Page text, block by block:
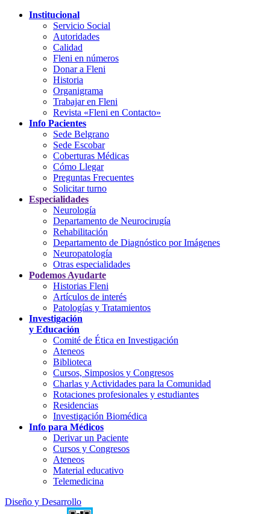
Institucional
Servicio Social
Autoridades
Calidad
Fleni en números
Donar a Fleni
Historia
Organigrama
Trabajar en Fleni
Revista «Fleni en Contacto»
Info Pacientes
Sede Belgrano
Sede Escobar
Coberturas Médicas
Cómo Llegar
Preguntas Frecuentes
Solicitar turno
Especialidades
Neurología
Departamento de Neurocirugía
Rehabilitación
Departamento de Diagnóstico por Imágenes
Neuropatología
Otras especialidades
Podemos Ayudarte
Historias Fleni
Artículos de interés
Patologías y Tratamientos
Investigación
y Educación
Comité de Ética en Investigación
Ateneos
Biblioteca
Cursos, Simposios y Congresos
Charlas y Actividades para la Comunidad
Rotaciones profesionales y estudiantes
Residencias
Investigación Biomédica
Info para Médicos
Derivar un Paciente
Cursos y Congresos
Ateneos
Material educativo
Telemedicina
Diseño y Desarrollo